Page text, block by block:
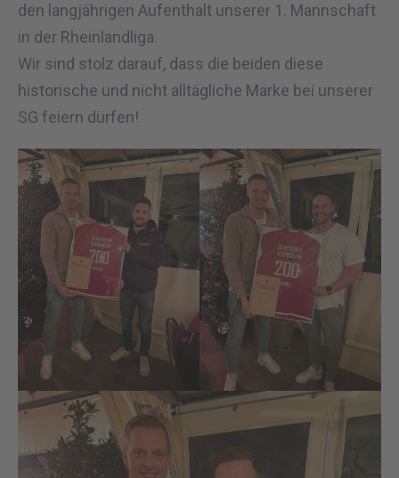
den langjährigen Aufenthalt unserer 1. Mannschaft
in der Rheinlandliga.
Wir sind stolz darauf, dass die beiden diese
historische und nicht alltägliche Marke bei unserer
SG feiern dürfen!